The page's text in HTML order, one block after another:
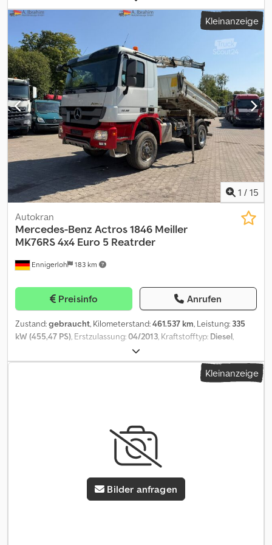
Fahrzeugstandort: im Zulauf / in transit, Kran hinter Haus, Not-Aus,
Greifersteuerung, faltbar, 2-Punkt Abstützung hydr., Funk-
Fernbedienung, 2xhydr. Ausschübe Aufbau: Palfinger PK 12.501
SLD5 A mit Funksteuerung (Remote-Control) Lastdiagramm: 3,8m-
2900kg, 5,7m-1920kg, 7,6m-1440kg! Alle Angaben ohne Gewähr da
sich der Kran im Zulauf befindet! ZUBEHÖRANGABEN OHNE
GEWÄHR, Änderungen, Zwischenverkauf und Irrtümer
vorbehalten! Chjdpfxszp R Alj Amvja - .
Kleinanzeige
1 / 15
Ennigerloh 183 km
Autokran
Mercedes-Benz Actros 1846 Meiller
MK76RS 4x4 Euro 5 Reatrder
Preisinfo Anrufen
Zustand:gebraucht, Kilometerstand:461.537 km, Leistung: 335
kW (455,47 PS), Erstzulassung:04/2013, Kraftstofftyp: Diesel,
, maximales Ladegewicht:
Gesamtgewicht:18.000 kg, Reifengröße:385/65R22,5 160/---G,
, Bremsen:Retarder,
, Höchstgeschwindigkeit:
ABS, Anhängerkupplung, Bordcomputer,
Differentialsperre, Elektronisches Stabilitätsprogramm (ESP),
Hydraulik, Kabine, Klimaanlage, Kran, LKW-Zulassung,
Tempomat, Traktionskontrolle, Wegfahrsperre,
Zentralverriegelung, geräuscharm, Ansprechpartner Verkauf:
Frank Rau / Russian / English / German - Bachar Ibrahim / Arabic /
Kleinanzeige
Bilder anfragen